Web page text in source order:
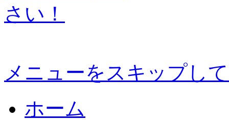
メニューをスキップし
ホーム